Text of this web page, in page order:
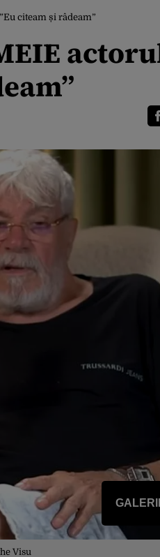
citeam și râdeam”
Visu